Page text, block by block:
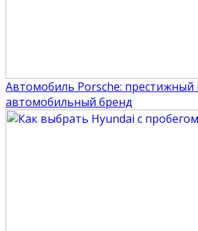
Автомобиль Porsche:
автомобильный бренд